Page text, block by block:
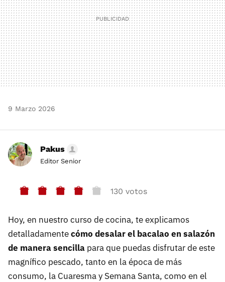
9 Marzo 2026
Pakus
Editor Senior
130 votos
Hoy, en nuestro curso de cocina, te explicamos
detalladamentecómo desalar el bacalao en salazón
de manera sencilla para que puedas disfrutar de este
magnífico pescado, tanto en la época de más
consumo, la Cuaresma y Semana Santa, como en el